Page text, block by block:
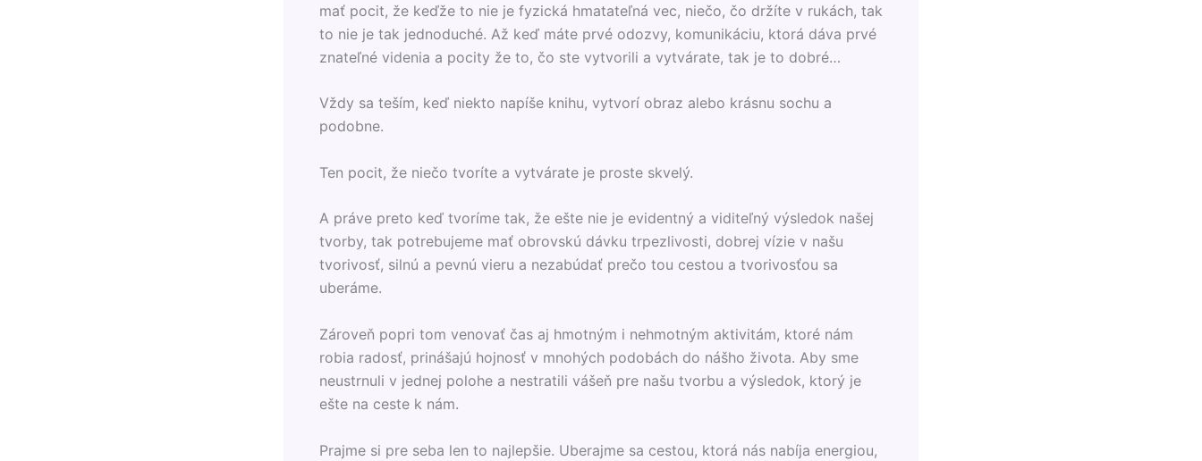
mať pocit, že keďže to nie je fyzická hmatateľná vec, niečo, čo držíte v rukách, tak
to nie je tak jednoduché. Až keď máte prvé odozvy, komunikáciu, ktorá dáva prvé
znateľné videnia a pocity že to, čo ste vytvorili a vytvárate, tak je to dobré…
Vždy sa teším, keď niekto napíše knihu, vytvorí obraz alebo krásnu sochu a
podobne.
Ten pocit, že niečo tvoríte a vytvárate je proste skvelý.
A práve preto keď tvoríme tak, že ešte nie je evidentný a viditeľný výsledok našej
tvorby, tak potrebujeme mať obrovskú dávku trpezlivosti, dobrej vízie v našu
tvorivosť, silnú a pevnú vieru a nezabúdať prečo tou cestou a tvorivosťou sa
uberáme.
Zároveň popri tom venovať čas aj hmotným i nehmotným aktivitám, ktoré nám
robia radosť, prinášajú hojnosť v mnohých podobách do nášho života. Aby sme
neustrnuli v jednej polohe a nestratili vášeň pre našu tvorbu a výsledok, ktorý je
ešte na ceste k nám.
Prajme si pre seba len to najlepšie. Uberajme sa cestou, ktorá nás nabíja energiou,